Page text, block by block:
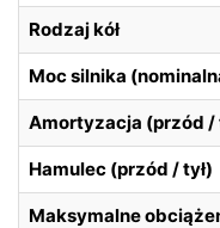
Rodzaj kół
Moc silnika
Amortyzacja (przód /
Hamulec (przód / tył)
Maksymalne